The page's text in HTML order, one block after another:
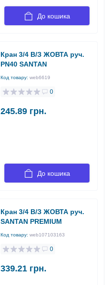
До кошика
Кран 3/4 В/З ЖОВТА руч.
PN40 SANTAN
Код товару: web6619
0
245.89 грн.
До кошика
Кран 3/4 В/З ЖОВТА руч.
SANTAN PREMIUM
Код товару: web107103163
0
339.21 грн.